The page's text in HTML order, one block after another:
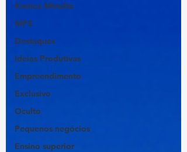
Konica Minolta
MPS
Destaques
Ideias Produtivas
Empreendimento
Exclusivo
Oculto
Pequenos negócios
Ensino superior